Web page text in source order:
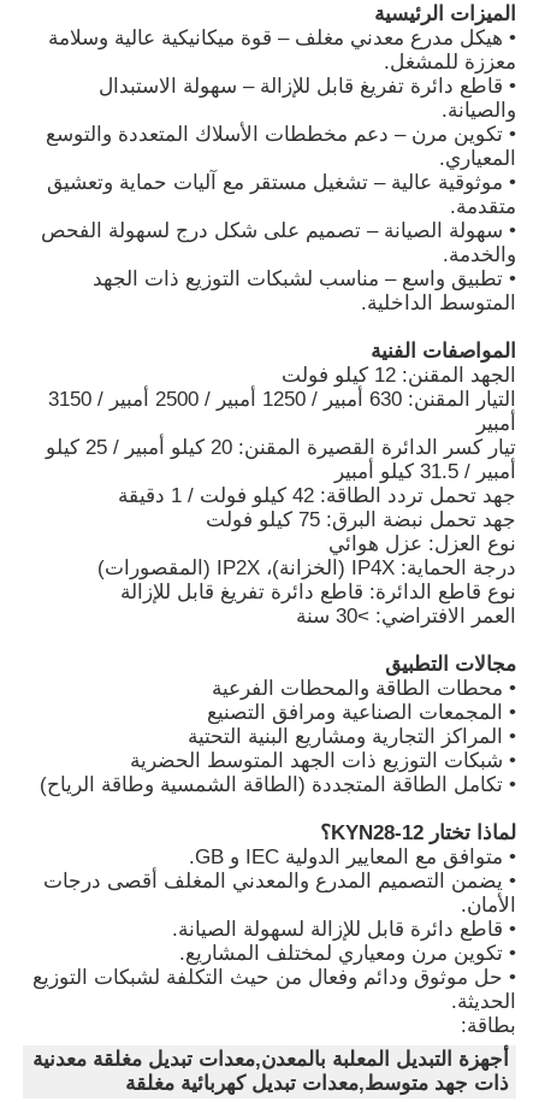
منزل
المنتجات
أشرطة فيديو
عرض الواقع الافتراضي
جولة في المعمل
ضبط الجودة
اتصل بنا
الميزات الرئيسية
• هيكل مدرع معدني مغلف – قوة ميكانيكية عالية وسلامة
معززة للمشغل.
• قاطع دائرة تفريغ قابل للإزالة – سهولة الاستبدال
والصيانة.
• تكوين مرن – دعم مخططات الأسلاك المتعددة والتوسع
المعياري.
• موثوقية عالية – تشغيل مستقر مع آليات حماية وتعشيق
متقدمة.
• سهولة الصيانة – تصميم على شكل درج لسهولة الفحص
والخدمة.
• تطبيق واسع – مناسب لشبكات التوزيع ذات الجهد
المتوسط الداخلية.
المواصفات الفنية
الجهد المقنن: 12 كيلو فولت
التيار المقنن: 630 أمبير / 1250 أمبير / 2500 أمبير / 3150
أمبير
تيار كسر الدائرة القصيرة المقنن: 20 كيلو أمبير / 25 كيلو
أمبير / 31.5 كيلو أمبير
جهد تحمل تردد الطاقة: 42 كيلو فولت / 1 دقيقة
جهد تحمل نبضة البرق: 75 كيلو فولت
نوع العزل: عزل هوائي
درجة الحماية: IP4X (الخزانة)، IP2X (المقصورات)
نوع قاطع الدائرة: قاطع دائرة تفريغ قابل للإزالة
العمر الافتراضي: >30 سنة
مجالات التطبيق
• محطات الطاقة والمحطات الفرعية
• المجمعات الصناعية ومرافق التصنيع
• المراكز التجارية ومشاريع البنية التحتية
• شبكات التوزيع ذات الجهد المتوسط ​​الحضرية
• تكامل الطاقة المتجددة (الطاقة الشمسية وطاقة الرياح)
لماذا تختار KYN28-12؟
• متوافق مع المعايير الدولية IEC و GB.
• يضمن التصميم المدرع والمعدني المغلف أقصى درجات
الأمان.
• قاطع دائرة قابل للإزالة لسهولة الصيانة.
• تكوين مرن ومعياري لمختلف المشاريع.
• حل موثوق ودائم وفعال من حيث التكلفة لشبكات التوزيع
الحديثة.
بطاقة:
أجهزة التبديل المعلبة بالمعدن,معدات تبديل مغلقة معدنية
ذات جهد متوسط,معدات تبديل كهربائية مغلقة